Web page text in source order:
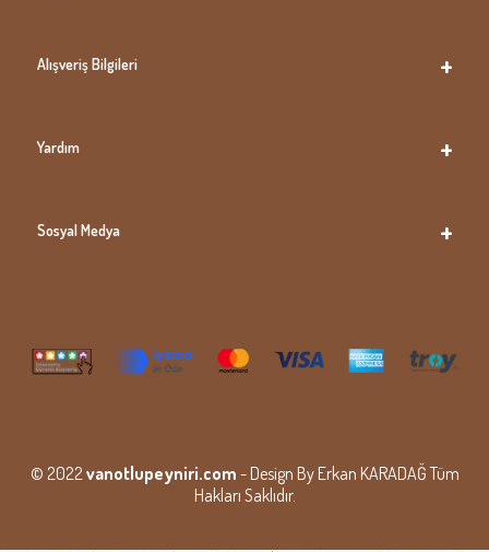
Alışveriş Bilgileri
Yardım
Sosyal Medya
© 2022 vanotlupeyniri.com - Design By Erkan KARADAĞ Tüm
Hakları Saklıdır.